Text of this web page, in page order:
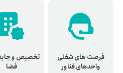
فرصت های شغلی
واحدهای فناور
تخصیص و
فضا